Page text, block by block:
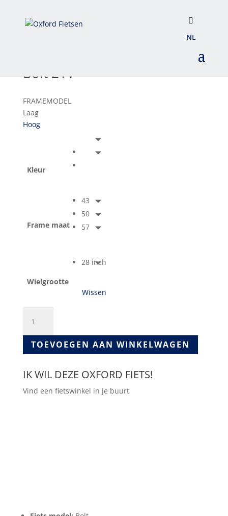
NL
Bolt 21V
FRAMEMODEL
Laag
Hoog
Kleur
Frame maat
43
50
57
Wielgrootte
28 inch
Wissen
21V
aantal
TOEVOEGEN AAN WINKELWAGEN
IK WIL DEZE OXFORD FIETS!
Vind een fietswinkel in je buurt